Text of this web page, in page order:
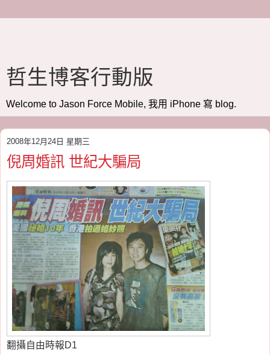
哲生博客行動版
Welcome to Jason Force Mobile, 我用 iPhone 寫 blog.
2008年12月24日 星期三
倪周婚訊 世紀大騙局
翻攝自由時報D1